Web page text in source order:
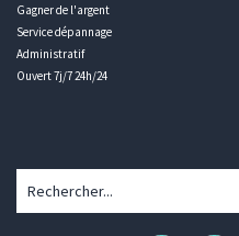
Gagner de l'argent
Service dépannage
Administratif
Ouvert 7j/7 24h/24